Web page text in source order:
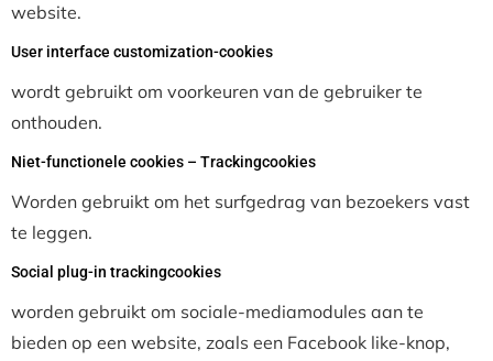
website.
User interface customization-cookies
wordt gebruikt om voorkeuren van de gebruiker te
onthouden.
Niet-functionele cookies – Trackingcookies
Worden gebruikt om het surfgedrag van bezoekers vast
te leggen.
Social plug-in trackingcookies
worden gebruikt om sociale-mediamodules aan te
bieden op een website, zoals een Facebook like-knop,